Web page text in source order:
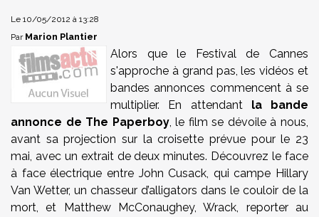
Le 10/05/2012 à 13:28
Par Marion Plantier
Alors que le Festival de Cannes
s'approche à grand pas, les vidéos et
bandes annonces commencent à se
multiplier. En attendantla bande
annonce de The Paperboy, le film se dévoile à nous,
avant sa projection sur la croisette prévue pour le 23
mai, avec un extrait de deux minutes. Découvrez le face
à face électrique entre John Cusack, qui campe Hillary
Van Wetter, un chasseur d’alligators dans le couloir de la
mort, et Matthew McConaughey, Wrack, reporter au